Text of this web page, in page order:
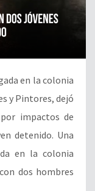
en la colonia
y Pintores, dejó
impactos de
detenido. Una
en la colonia
dos hombres